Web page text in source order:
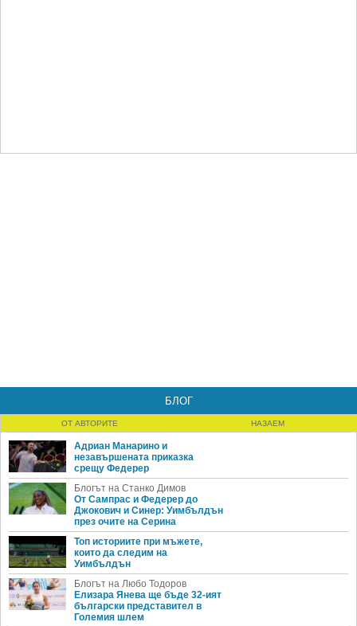
БЛОГ
ОТ АВТОРИТЕ НАЗАЕМ
Адриан Манарино и
незавършената приказка
срещу Федерер
Блогът на Станко Димов
От Сампрас и Федерер до
Джокович и Синер: Уимбълдън
през очите на Серина
Топ историите при мъжете,
които да следим на
Уимбълдън
Блогът на Любо Тодоров
Елизара Янева ще бъде 32-ият
български представител в
Големия шлем